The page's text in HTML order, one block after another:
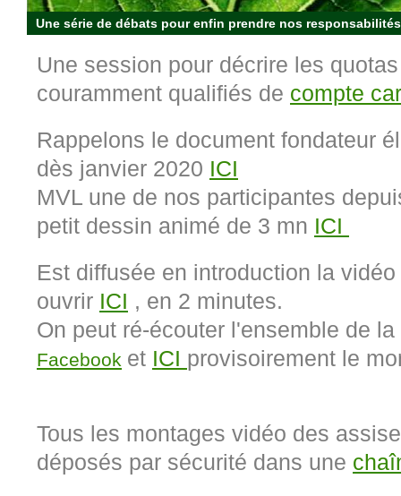
Une série de débats pour enfin prendre nos
Une session pour décrire les
couramment qualifiés de compte
Rappelons le document fondateur
dès janvier 2020 ICI
MVL une de nos participantes
petit dessin animé de 3 mn ICI
Est diffusée en introduction la
ouvrir ICI , en 2 minutes.
On peut ré-écouter l'ensemble de
Facebook et ICI provisoirement le
Tous les montages vidéo des
déposés par sécurité dans une